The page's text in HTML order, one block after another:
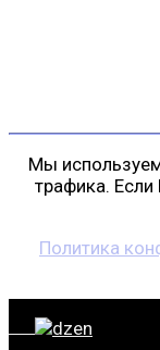
Мы
трафика. Если
Политика